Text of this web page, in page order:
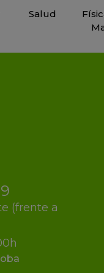
Salud
(frente a